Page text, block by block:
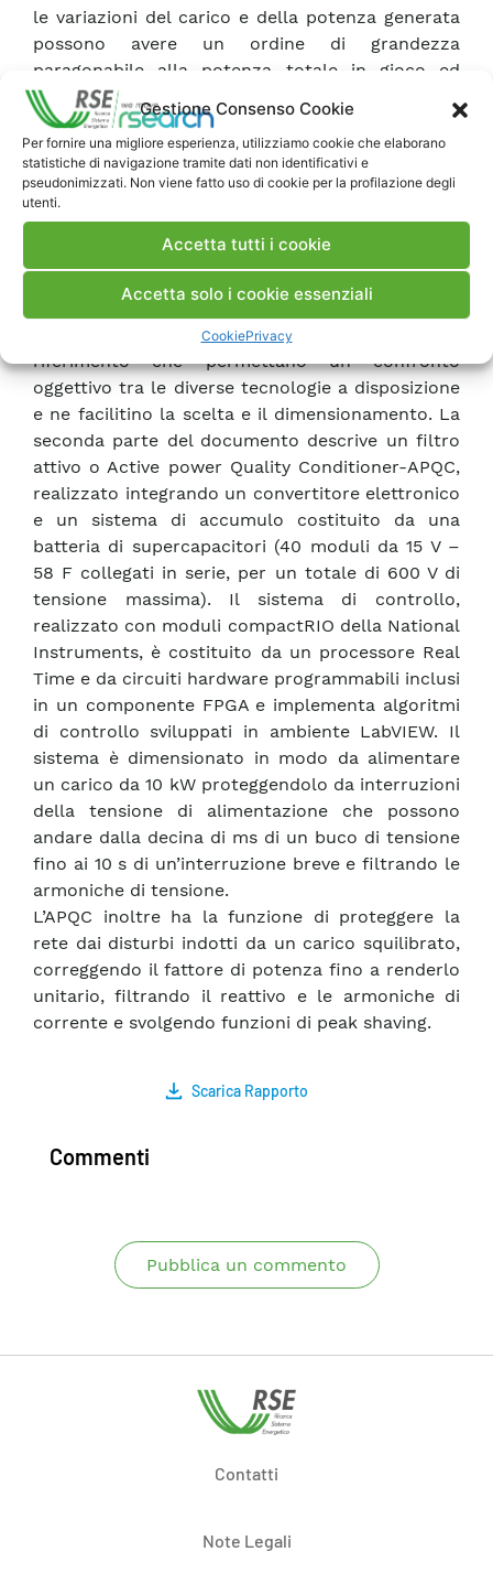
Gestione Consenso Cookie
Per fornire una migliore esperienza, utilizziamo cookie che elaborano
statistiche di navigazione tramite dati non identificativi e
pseudonimizzati. Non viene fatto uso di cookie per la profilazione degli
utenti.
Accetta tutti i cookie
Accetta solo i cookie essenziali
CookiePrivacy
le variazioni del carico e della potenza generata
possono avere un ordine di grandezza
paragonabile alla potenza totale in gioco ed
essere causa di perturbazioni. Viste le numerose
e variegate applicazioni dei sistemi di accumulo
elettrico, nel presente documento sono
presentate alcune tra le principali tecnologie di
accumulo, sia elettrochimico (batterie), sia
e SMES). Le diverse applicazioni richiedono
sistemi di accumulo con prestazioni e
individuare dei criteri e dei parametri di
riferimento che permettano un confronto
oggettivo tra le diverse tecnologie a disposizione
e ne facilitino la scelta e il dimensionamento. La
seconda parte del documento descrive un filtro
attivo o Active power Quality Conditioner-APQC,
realizzato integrando un convertitore elettronico
e un sistema di accumulo costituito da una
batteria di supercapacitori (40 moduli da 15 V –
58 F collegati in serie, per un totale di 600 V di
tensione massima). Il sistema di controllo,
realizzato con moduli compactRIO della National
Instruments, è costituito da un processore Real
Time e da circuiti hardware programmabili inclusi
in un componente FPGA e implementa algoritmi
di controllo sviluppati in ambiente LabVIEW. Il
sistema è dimensionato in modo da alimentare
un carico da 10 kW proteggendolo da interruzioni
della tensione di alimentazione che possono
andare dalla decina di ms di un buco di tensione
fino ai 10 s di un’interruzione breve e filtrando le
armoniche di tensione.
L’APQC inoltre ha la funzione di proteggere la
rete dai disturbi indotti da un carico squilibrato,
correggendo il fattore di potenza fino a renderlo
unitario, filtrando il reattivo e le armoniche di
corrente e svolgendo funzioni di peak shaving.
Scarica Rapporto
Commenti
Pubblica un commento
Contatti
Note Legali